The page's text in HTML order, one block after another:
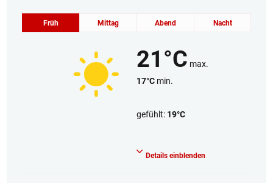
Früh Mittag Abend Nacht
21°Cmax.
17°C min.
gefühlt: 19°C
Details einblenden